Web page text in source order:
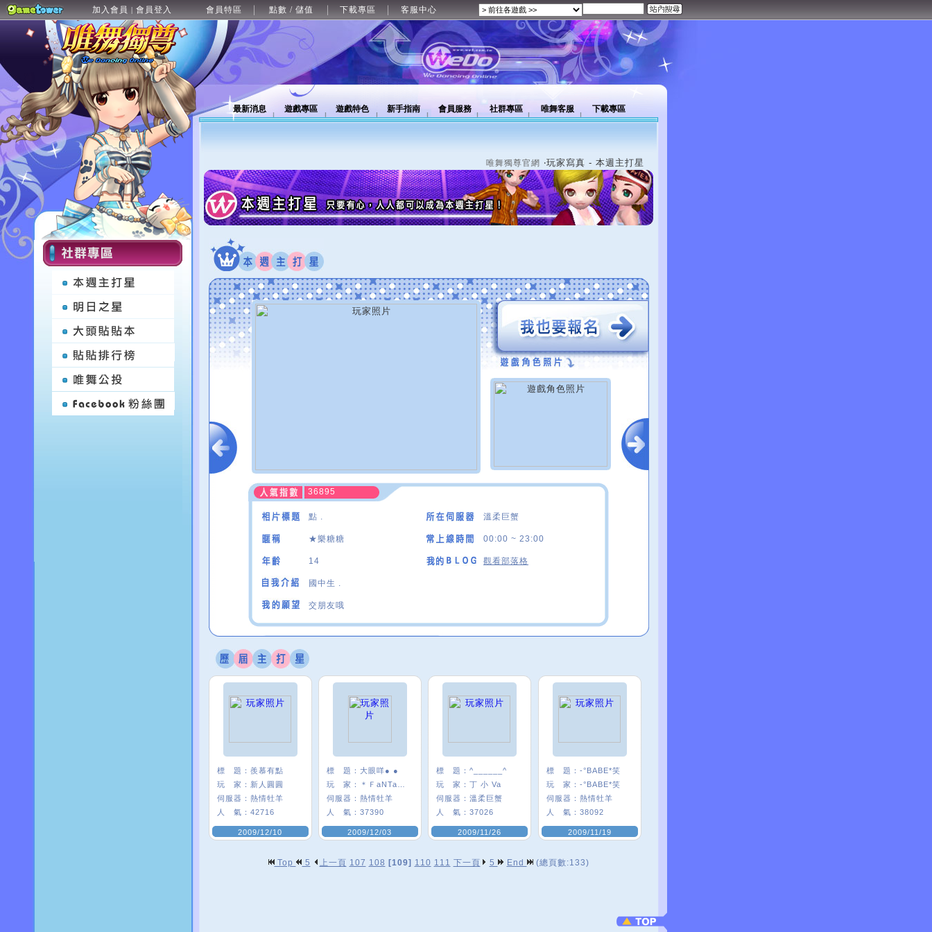
加入會員 | 會員登入 會員特區 點數 / 儲值 下載專區 客服中心
最新消息 遊戲專區 遊戲特色 新手指南 會員服務 社群專區 唯舞客服 下載專區
唯舞獨尊官網 ‧玩家寫真 - 本週主打星
36895
點 . 溫柔巨蟹
★樂糖糖 00:00 ~ 23:00
14 觀看部落格
國中生 .
交朋友哦
標 題： 羨慕有點
玩 家： 新人圓圓
伺服器： 熱情牡羊
人 氣： 42716
2009/12/10
標 題： 大眼咩● ●
玩 家：
伺服器： 熱情牡羊
人 氣： 37390
2009/12/03
標 題： ^______^
玩 家： 丁 小 Va
伺服器： 溫柔巨蟹
人 氣： 37026
2009/11/26
標 題： -°BABE*笑
玩 家： -°BABE*笑
伺服器： 熱情牡羊
人 氣： 38092
2009/11/19
Top 5 上一頁 107 108 [109] 110 111 下一頁 5 End (總頁數:133)